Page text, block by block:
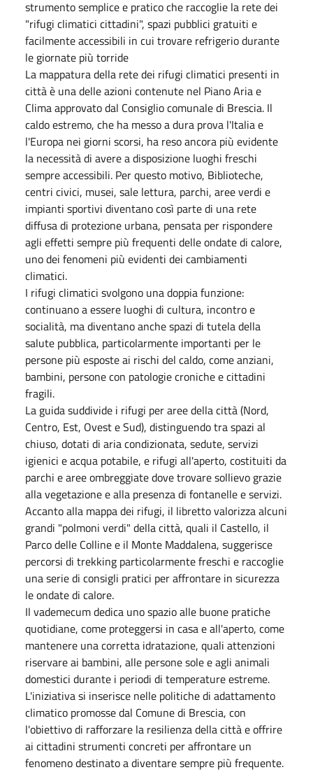
strumento semplice e pratico che raccoglie la rete dei
"rifugi climatici cittadini", spazi pubblici gratuiti e
facilmente accessibili in cui trovare refrigerio durante
le giornate più torride
La mappatura della rete dei rifugi climatici presenti in
città è una delle azioni contenute nel Piano Aria e
Clima approvato dal Consiglio comunale di Brescia. Il
caldo estremo, che ha messo a dura prova l'Italia e
l'Europa nei giorni scorsi, ha reso ancora più evidente
la necessità di avere a disposizione luoghi freschi
sempre accessibili. Per questo motivo, Biblioteche,
centri civici, musei, sale lettura, parchi, aree verdi e
impianti sportivi diventano così parte di una rete
diffusa di protezione urbana, pensata per rispondere
agli effetti sempre più frequenti delle ondate di calore,
uno dei fenomeni più evidenti dei cambiamenti
climatici.
I rifugi climatici svolgono una doppia funzione:
continuano a essere luoghi di cultura, incontro e
socialità, ma diventano anche spazi di tutela della
salute pubblica, particolarmente importanti per le
persone più esposte ai rischi del caldo, come anziani,
bambini, persone con patologie croniche e cittadini
fragili.
La guida suddivide i rifugi per aree della città (Nord,
Centro, Est, Ovest e Sud), distinguendo tra spazi al
chiuso, dotati di aria condizionata, sedute, servizi
igienici e acqua potabile, e rifugi all'aperto, costituiti da
parchi e aree ombreggiate dove trovare sollievo grazie
alla vegetazione e alla presenza di fontanelle e servizi.
Accanto alla mappa dei rifugi, il libretto valorizza alcuni
grandi "polmoni verdi" della città, quali il Castello, il
Parco delle Colline e il Monte Maddalena, suggerisce
percorsi di trekking particolarmente freschi e raccoglie
una serie di consigli pratici per affrontare in sicurezza
le ondate di calore.
Il vademecum dedica uno spazio alle buone pratiche
quotidiane, come proteggersi in casa e all'aperto, come
mantenere una corretta idratazione, quali attenzioni
riservare ai bambini, alle persone sole e agli animali
domestici durante i periodi di temperature estreme.
L'iniziativa si inserisce nelle politiche di adattamento
climatico promosse dal Comune di Brescia, con
l'obiettivo di rafforzare la resilienza della città e offrire
ai cittadini strumenti concreti per affrontare un
fenomeno destinato a diventare sempre più frequente.